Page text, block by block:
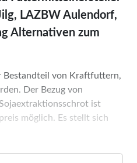
LAZBW Aulendorf,
Alternativen zum
Bestandteil von Kraftfuttern,
Der Bezug von
ist
möglich. Es stellt sich